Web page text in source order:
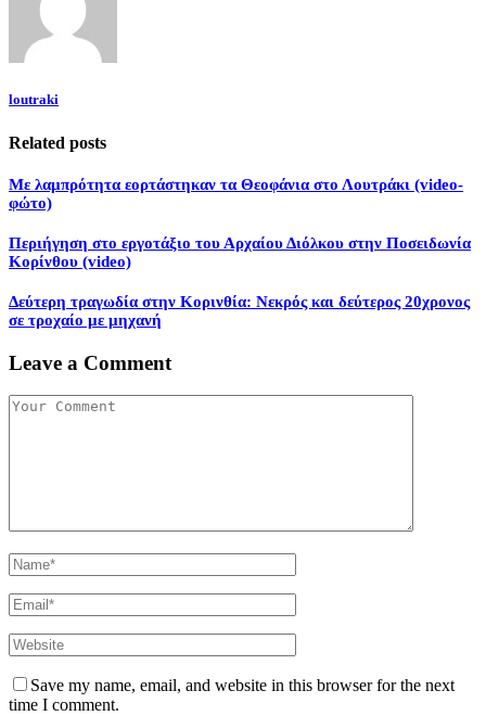
loutraki
Related posts
Με λαμπρότητα εορτάστηκαν τα Θεοφάνια στο Λουτράκι (video-
φώτο)
Περιήγηση στο εργοτάξιο του Αρχαίου Διόλκου στην Ποσειδωνία
Κορίνθου (video)
Δεύτερη τραγωδία στην Κορινθία: Νεκρός και δεύτερος 20χρονος
σε τροχαίο με μηχανή
Leave a Comment
Save my name, email, and website in this browser for the next
time I comment.